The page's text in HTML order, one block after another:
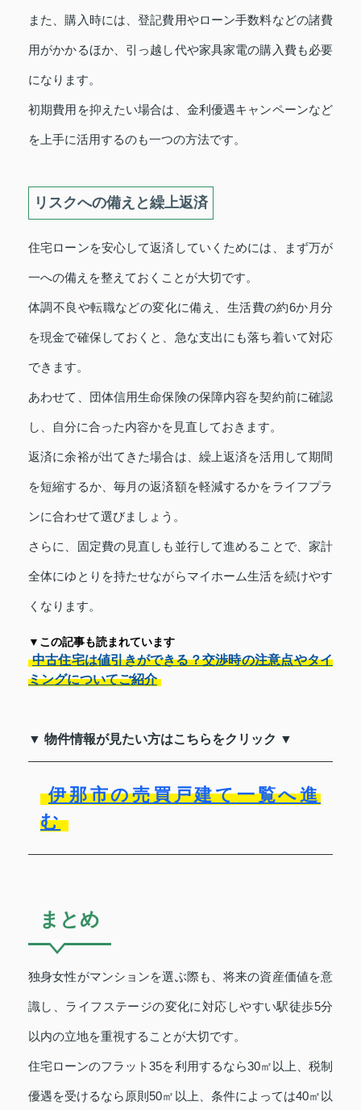
また、購入時には、登記費用やローン手数料などの諸費
用がかかるほか、引っ越し代や家具家電の購入費も必要
になります。
初期費用を抑えたい場合は、金利優遇キャンペーンなど
を上手に活用するのも一つの方法です。
リスクへの備えと繰上返済
住宅ローンを安心して返済していくためには、まず万が
一への備えを整えておくことが大切です。
体調不良や転職などの変化に備え、生活費の約6か月分
を現金で確保しておくと、急な支出にも落ち着いて対応
できます。
あわせて、団体信用生命保険の保障内容を契約前に確認
し、自分に合った内容かを見直しておきます。
返済に余裕が出てきた場合は、繰上返済を活用して期間
を短縮するか、毎月の返済額を軽減するかをライフプラ
ンに合わせて選びましょう。
さらに、固定費の見直しも並行して進めることで、家計
全体にゆとりを持たせながらマイホーム生活を続けやす
くなります。
▼この記事も読まれています
中古住宅は値引きができる？交渉時の注意点やタイ
ミングについてご紹介
▼ 物件情報が見たい方はこちらをクリック ▼
伊那市の売買戸建て一覧へ進
む
まとめ
独身女性がマンションを選ぶ際も、将来の資産価値を意
識し、ライフステージの変化に対応しやすい駅徒歩5分
以内の立地を重視することが大切です。
住宅ローンのフラット35を利用するなら30㎡以上、税制
優遇を受けるなら原則50㎡以上、条件によっては40㎡以